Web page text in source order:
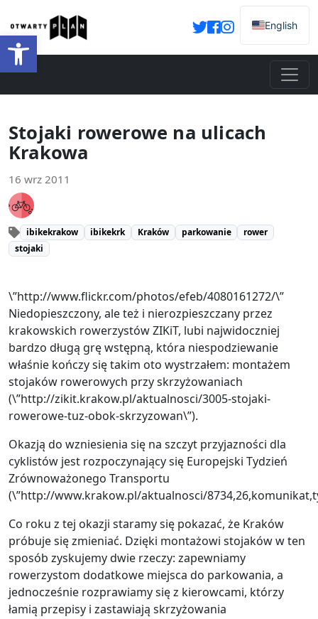
Otwórz pasek narzędzi
English
Stojaki rowerowe na ulicach
Krakowa
16 wrz 2011
ibikekrakow ibikekrk Kraków parkowanie
rower
stojaki
\”http://www.flickr.com/photos/efeb/4080161272/\”
Niedopieszczony, ale też i nierozpieszczany przez
krakowskich rowerzystów ZIKiT, lubi najwidoczniej
bardzo długą grę wstępną, która niespodziewanie
właśnie kończy się takim oto wystrzałem: montażem
stojaków rowerowych przy skrzyżowaniach
(\”http://zikit.krakow.pl/aktualnosci/3005-stojaki-
rowerowe-tuz-obok-skrzyzowan\”).
Okazją do wzniesienia się na szczyt przyjazności dla
cyklistów jest rozpoczynający się Europejski Tydzień
Zrównoważonego Transportu
(\”http://www.krakow.pl/aktualnosci/
Co roku z tej okazji staramy się pokazać, że Kraków
próbuje się zmieniać. Dzięki montażowi stojaków w ten
sposób zyskujemy dwie rzeczy: zapewniamy
rowerzystom dodatkowe miejsca do parkowania, a
jednocześnie rozprawiamy się z kierowcami, którzy
łamią przepisy i zastawiają skrzyżowania